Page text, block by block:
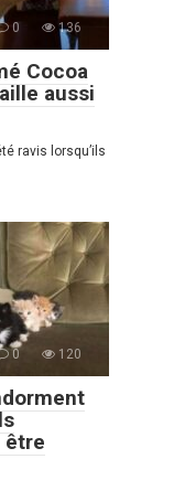
0 136
Cocoa
aussi
ravis lorsqu’ils
0 120
être